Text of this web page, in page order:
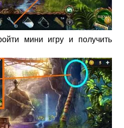
мини игру и получить